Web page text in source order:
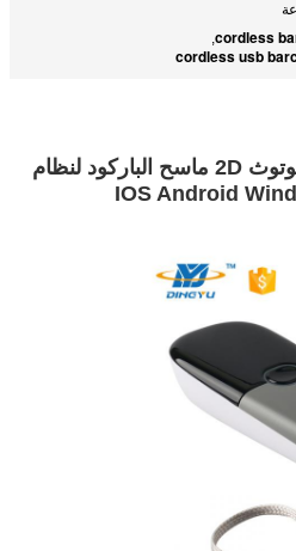
cordless
,
cordless usb
CMOS الجيب اللاسلكية بلوتوث 2D ماسح الباركود لنظام